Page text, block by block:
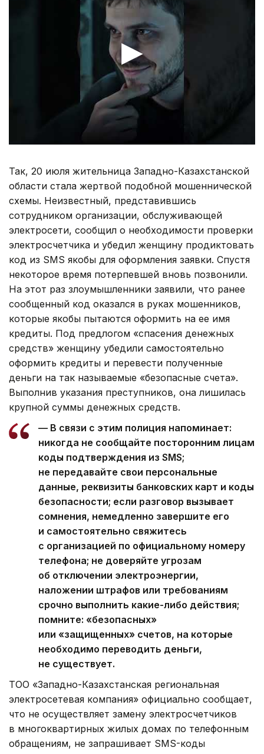
Так, 20 июля жительница Западно-Казахстанской
области стала жертвой подобной мошеннической
схемы. Неизвестный, представившись
сотрудником организации, обслуживающей
электросети, сообщил о необходимости проверки
электросчетчика и убедил женщину продиктовать
код из SMS якобы для оформления заявки. Спустя
некоторое время потерпевшей вновь позвонили.
На этот раз злоумышленники заявили, что ранее
сообщенный код оказался в руках мошенников,
которые якобы пытаются оформить на ее имя
кредиты. Под предлогом «спасения денежных
средств» женщину убедили самостоятельно
оформить кредиты и перевести полученные
деньги на так называемые «безопасные счета».
Выполнив указания преступников, она лишилась
крупной суммы денежных средств.
— В связи с этим полиция напоминает:
никогда не сообщайте посторонним лицам
коды подтверждения из SMS;
не передавайте свои персональные
данные, реквизиты банковских карт и коды
безопасности; если разговор вызывает
сомнения, немедленно завершите его
и самостоятельно свяжитесь
с организацией по официальному номеру
телефона; не доверяйте угрозам
об отключении электроэнергии,
наложении штрафов или требованиям
срочно выполнить какие-либо действия;
помните: «безопасных»
или «защищенных» счетов, на которые
необходимо переводить деньги,
не существует.
ТОО «Западно-Казахстанская региональная
электросетевая компания» официально сообщает,
что не осуществляет замену электросчетчиков
в многоквартирных жилых домах по телефонным
обращениям, не запрашивает SMS-коды